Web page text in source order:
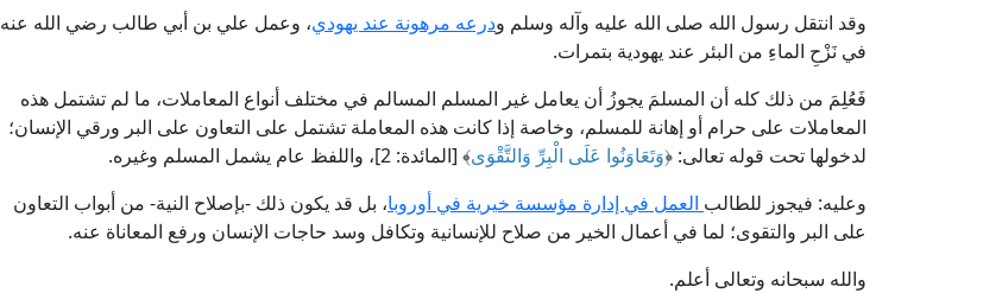
وقد انتقل رسول الله صلى الله عليه وآله وسلم ودرعه مرهونة عند يهودي، وعمل علي بن أبي طالب رضي الله عنه
في نَزْحِ الماءِ من البئر عند يهودية بتمرات.
فَعُلِمَ من ذلك كله أن المسلمَ يجوزُ أن يعامل غير المسلم المسالم في مختلف أنواع المعاملات، ما لم تشتمل هذه
المعاملات على حرام أو إهانة للمسلم، وخاصة إذا كانت هذه المعاملة تشتمل على التعاون على البر ورقي الإنسان؛
لدخولها تحت قوله تعالى: ﴿وَتَعَاوَنُوا عَلَى الْبِرِّ وَالتَّقْوَى﴾ [المائدة: 2]، واللفظ عام يشمل المسلم وغيره.
وعليه: فيجوز للطالب العمل في إدارة مؤسسة خيرية في أوروبا، بل قد يكون ذلك -بإصلاح النية- من أبواب التعاون
على البر والتقوى؛ لما في أعمال الخير من صلاح للإنسانية وتكافل وسد حاجات الإنسان ورفع المعاناة عنه.
والله سبحانه وتعالى أعلم.